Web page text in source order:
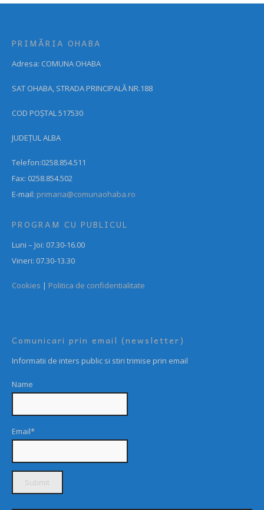
PRIMĂRIA OHABA
Adresa: COMUNA OHABA
SAT OHABA, STRADA PRINCIPALĂ NR.188
COD POȘTAL 517530
JUDEȚUL ALBA
Telefon:0258.854.511
Fax: 0258.854.502
E-mail: primaria@comunaohaba.ro
PROGRAM CU PUBLICUL
Luni – Joi: 07.30-16.00
Vineri: 07.30-13.30
Cookies | Politica de confidentialitate
Comunicari prin email (newsletter)
Informatii de inters public si stiri trimise prin email
Name
Email*